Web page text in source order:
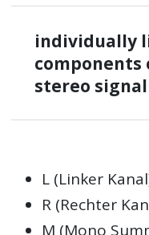
individually
components
stereo signal
L (Linker
R (Rechter
M (Mono